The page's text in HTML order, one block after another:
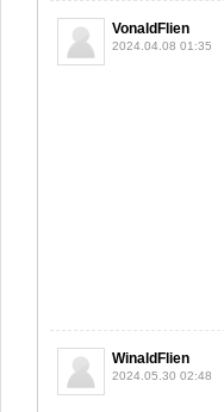
VonaldFlien
2024.04.08 01:35
WinaldFlien
2024.05.30 02:48